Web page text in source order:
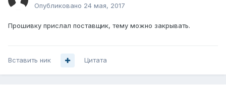
Опубликовано 24 мая, 2017
Прошивку прислал поставщик, тему можно закрывать.
Вставить ник Цитата